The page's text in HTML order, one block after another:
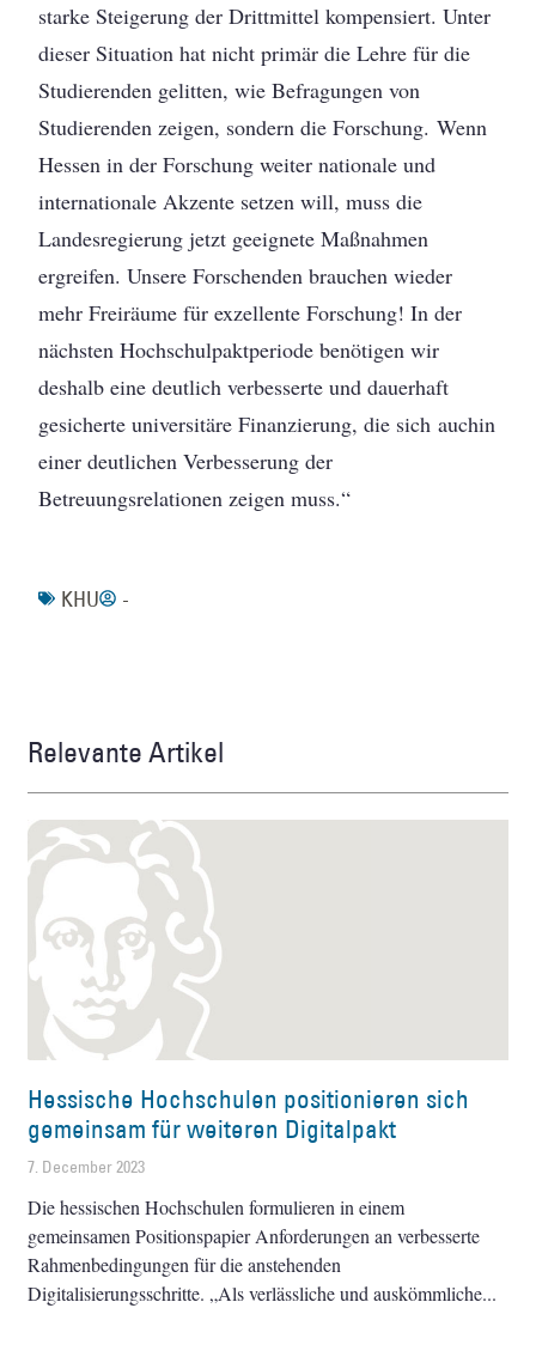
starke Steigerung der Drittmittel kompensiert. Unter
dieser Situation hat nicht primär die Lehre für die
Studierenden gelitten, wie Befragungen von
Studierenden zeigen, sondern die Forschung. Wenn
Hessen in der Forschung weiter nationale und
internationale Akzente setzen will, muss die
Landesregierung jetzt geeignete Maßnahmen
ergreifen. Unsere Forschenden brauchen wieder
mehr Freiräume für exzellente Forschung! In der
nächsten Hochschulpaktperiode benötigen wir
deshalb eine deutlich verbesserte und dauerhaft
gesicherte universitäre Finanzierung, die sich auchin
einer deutlichen Verbesserung der
Betreuungsrelationen zeigen muss.“
KHU -
Relevante Artikel
Hessische Hochschulen positionieren sich
gemeinsam für weiteren Digitalpakt
7. December 2023
Die hessischen Hochschulen formulieren in einem
gemeinsamen Positionspapier Anforderungen an verbesserte
Rahmenbedingungen für die anstehenden
Digitalisierungsschritte. „Als verlässliche und auskömmliche